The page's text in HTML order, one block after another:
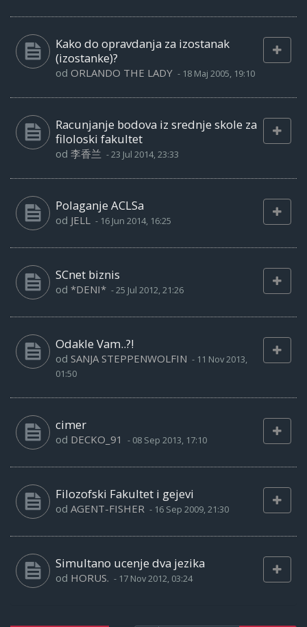
Kako do opravdanja za izostanak
(izostanke)?
od ORLANDO THE LADY - 18 Maj 2005, 19:10
Racunjanje bodova iz srednje skole za
filoloski fakultet
od 李香兰 -23 Jul 2014, 23:33
Polaganje ACLSa
od JELL - 16 Jun 2014, 16:25
SCnet biznis
od *DENI* -25 Jul 2012, 21:26
Odakle Vam..?!
od SANJA STEPPENWOLFIN - 11 Nov 2013,
01:50
cimer
od DECKO_91 - 08 Sep 2013, 17:10
Filozofski Fakultet i gejevi
od AGENT-FISHER - 16 Sep 2009, 21:30
Simultano ucenje dva jezika
od HORUS. - 17 Nov 2012, 03:24